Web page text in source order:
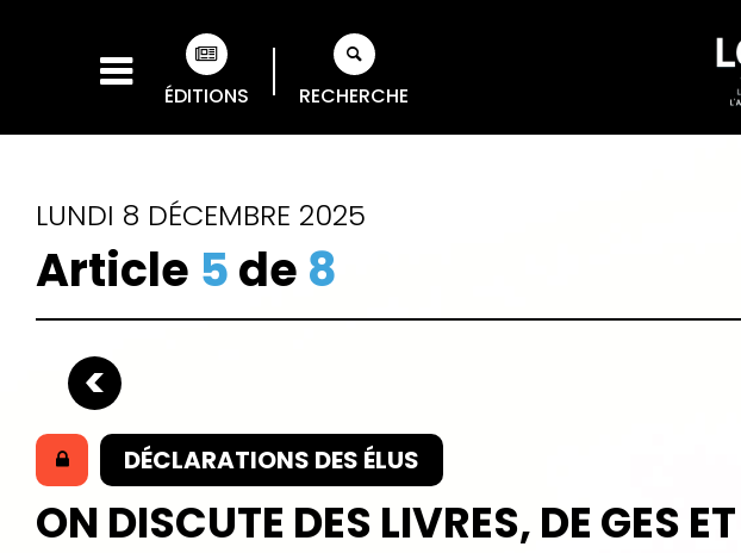
ÉDITIONS RECHERCHE
LUNDI 8 DÉCEMBRE 2025
Article 5de 8
DÉCLARATIONS DES ÉLUS
ON DISCUTE DES LIVRES, DE GES